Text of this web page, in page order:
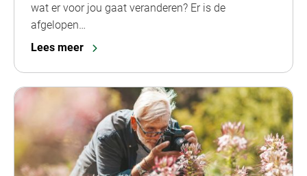
wat er voor jou gaat veranderen? Er is de
afgelopen…
Lees meer